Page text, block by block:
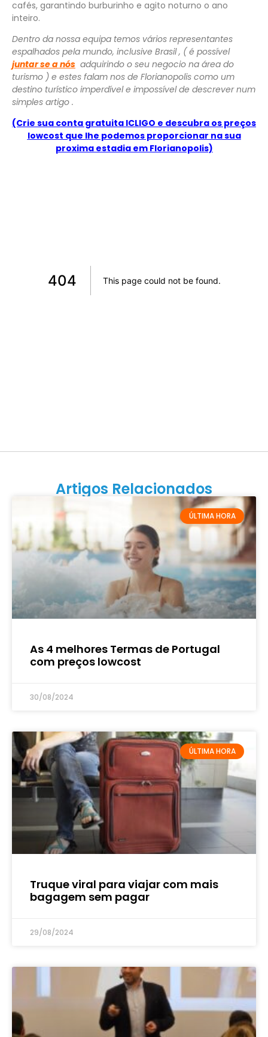
cafés, garantindo burburinho e agito noturno o ano
inteiro.
Dentro da nossa equipa temos vários representantes
espalhados pela mundo, inclusive Brasil , ( é possível
juntar se a nós adquirindo o seu negocio na área do
turismo ) e estes falam nos de Florianopolis como um
destino turístico imperdível e impossível de descrever num
simples artigo .
(Crie sua conta gratuita ICLIGO e descubra os preços
lowcost que lhe podemos proporcionar na sua
proxima estadia em Florianopolis)
Artigos Relacionados
ÚLTIMA HORA
As 4 melhores Termas de Portugal
com preços lowcost
30/08/2024
ÚLTIMA HORA
Truque viral para viajar com mais
bagagem sem pagar
29/08/2024